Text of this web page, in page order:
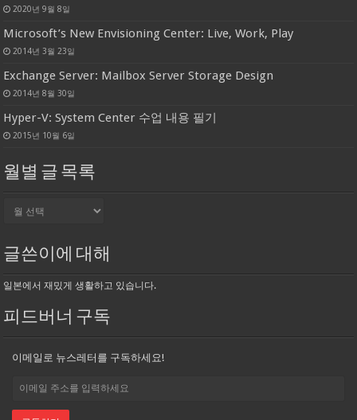
2020년 9월 8일
Microsoft’s New Envisioning Center: Live, Work, Play
2014년 3월 23일
Exchange Server: Mailbox Server Storage Design
2014년 8월 30일
Hyper-V: System Center 수업 내용 필기
2015년 10월 6일
월별 글 목록
목
록
글쓴이에 대해
일본에서 재밌게 생활하고 있습니다.
피드버너 구독
이메일로 뉴스레터를 구독하세요!